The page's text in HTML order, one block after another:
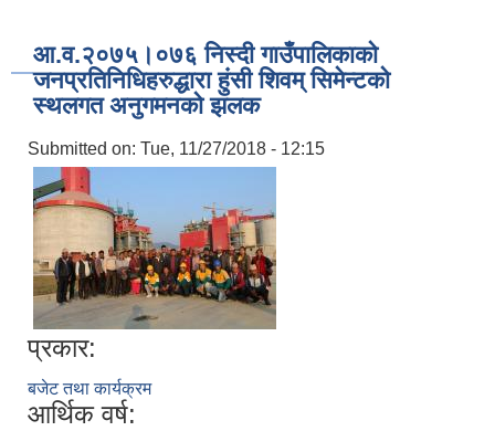
आ.व.२०७५।०७६ निस्दी गाउँपालिकाकाे
जनप्रतिनिधिहरुद्धारा हुंसी शिवम् सिमेन्टकाे
स्थलगत अनुगमनकाे झलक
Submitted on: Tue, 11/27/2018 - 12:15
प्रकार:
बजेट तथा कार्यक्रम
आर्थिक वर्ष: